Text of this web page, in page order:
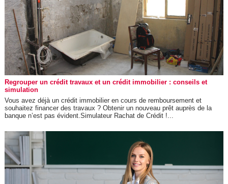
Regrouper un crédit travaux et un crédit immobilier : conseils et
simulation
Vous avez déjà un crédit immobilier en cours de remboursement et
souhaitez financer des travaux ? Obtenir un nouveau prêt auprès de la
banque n’est pas évident.Simulateur Rachat de Crédit !...